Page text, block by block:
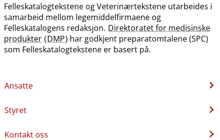
Felleskatalogtekstene og Veterinærtekstene utarbeides i
samarbeid mellom legemiddelfirmaene og
Felleskatalogens redaksjon. Direktoratet for medisinske
produkter (DMP) har godkjent preparatomtalene (SPC)
som Felleskatalogtekstene er basert på.
Ansatte
Styret
Kontakt oss